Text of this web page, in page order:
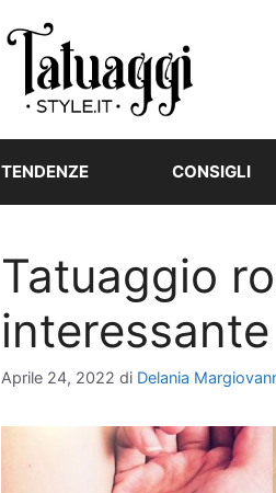
TENDENZE CONSIGLI
Tatuaggio
Aprile 24, 2022 di Delania